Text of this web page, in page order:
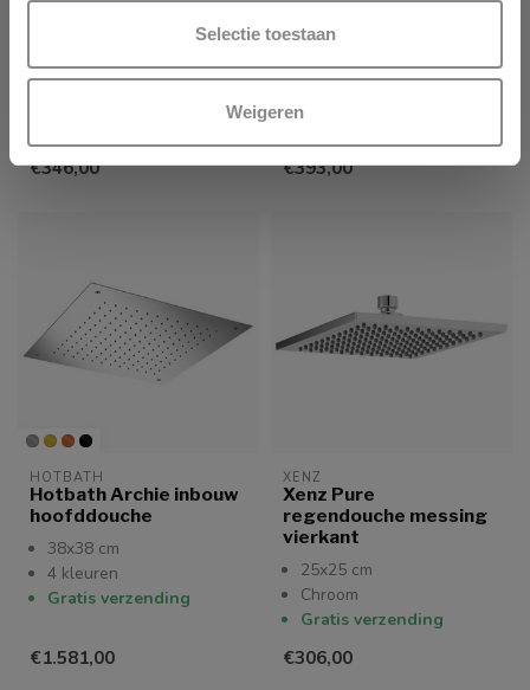
Selectie toestaan
Weigeren
hoofddouche Ø 20 cm
of 30 cm Living colour
Living colour finish
€346,00
hoofddouche rond 20
cm of 30 cm
4 kleuren
Gratis verzending
€393,00
HOTBATH
Hotbath Archie inbouw
hoofddouche
38x38 cm
4 kleuren
Gratis verzending
€1.581,00
XENZ
Xenz Pure
regendouche messing
vierkant
25x25 cm
Chroom
Gratis verzending
€306,00